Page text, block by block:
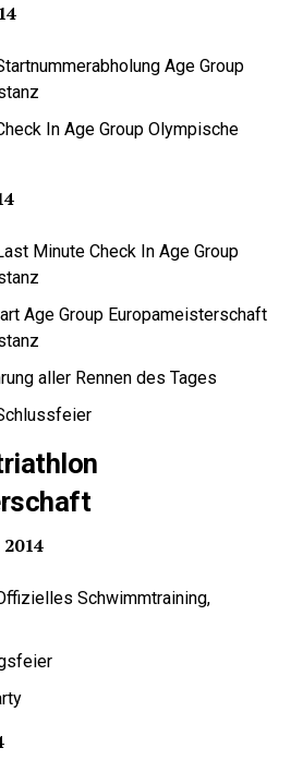
Age Group
In Age Group Olympische
Minute Check In Age Group
Age Group Europameisterschaft
aller Rennen des Tages
Schwimmtraining,